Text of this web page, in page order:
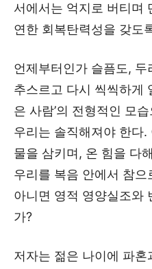
서에서는 억지로 버티며
연한 회복탄력성을 갖도
언제부터인가 슬픔도,
추스르고 다시 씩씩하게
은 사람’의 전형적인 모
우리는 솔직해져야 한다
물을 삼키며, 온 힘을 다
우리를 복음 안에서 참
아니면 영적 영양실조와
가?
저자는 젊은 나이에 파